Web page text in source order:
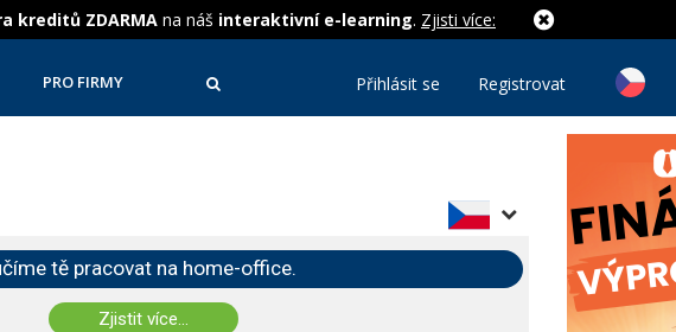
kreditů ZDARMA na náš interaktivní e-learning. Zjisti více:
PRO FIRMY Přihlásit se Registrovat
tě pracovat na home-office.
Zjistit více...